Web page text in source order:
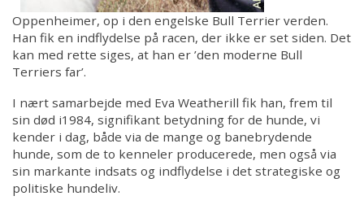
Oppenheimer, op i den engelske Bull Terrier verden.
Han fik en indflydelse på racen, der ikke er set siden. Det
kan med rette siges, at han er ’den moderne Bull
Terriers far’.
I nært samarbejde med Eva Weatherill fik han, frem til
sin død i1984, signifikant betydning for de hunde, vi
kender i dag, både via de mange og banebrydende
hunde, som de to kenneler producerede, men også via
sin markante indsats og indflydelse i det strategiske og
politiske hundeliv.